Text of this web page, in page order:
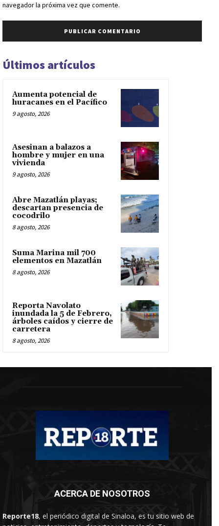
navegador la próxima vez que comente.
Últimos artículos
Aumenta potencial de
huracanes en el Pacífico
9 agosto, 2026
Asesinan a balazos a
hombre y mujer en una
vivienda
9 agosto, 2026
Abre Mazatlán playas;
descartan presencia de
cocodrilo
8 agosto, 2026
Suma Marina mil 700
elementos en Mazatlán
8 agosto, 2026
Reporta Navolato
inundada la 5 de Febrero,
árboles caídos y cierre de
carretera
8 agosto, 2026
ACERCA DE NOSOTROS
Reporte18, el periódico digital de Sinaloa, es tu sitio web de